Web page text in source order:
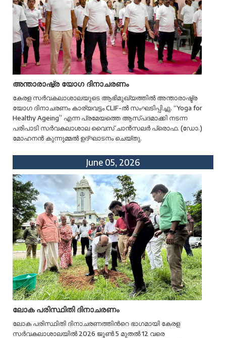
അന്താരാഷ്ട്ര യോഗ ദിനാചരണം
കേരള സർവകലാശാലയുടെ ആഭിമുഖ്യത്തിൽ അന്താരാഷ്ട്ര
യോഗ ദിനാചരണം കാര്യവട്ടം CLIF-ൽ സംഘടിപ്പിച്ചു. “Yoga for
Healthy Ageing” എന്ന പ്രമേയത്തെ ആസ്പദമാക്കി നടന്ന
പരിപാടി സർവകലാശാല വൈസ് ചാൻസലർ പ്രൊഫ. (ഡോ.)
മോഹനൻ കുന്നുമ്മൽ ഉദ്ഘാടനം ചെയ്തു.
June 05, 2026
ലോക പരിസ്ഥിതി ദിനാചരണം
ലോക പരിസ്ഥിതി ദിനാചരണത്തിന്‍റെ ഭാഗമായി കേരള
സർവകലാശാലയിൽ 2026 ജൂൺ 5 മുതൽ 12 വരെ